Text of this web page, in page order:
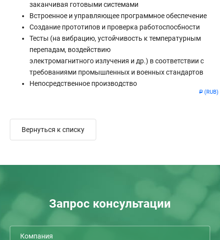
Р (RUB)
заканчивая готовыми системами
Встроенное и управляющее программное обеспечение
Создание прототипов и проверка работоспосбности
Тесты (на вибрацию, устойчивость к температурным
перепадам, воздействию
электромагнитного излучения и др.) в соответствии с
требованиями промышленных и военных стандартов
Непосредственное производство
Вернуться к списку
Запрос консультации